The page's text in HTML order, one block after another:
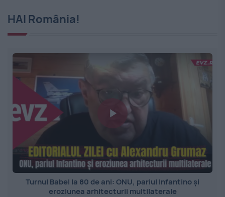
HAI România!
Turnul Babel la 80 de ani: ONU, pariul Infantino și
eroziunea arhitecturii multilaterale